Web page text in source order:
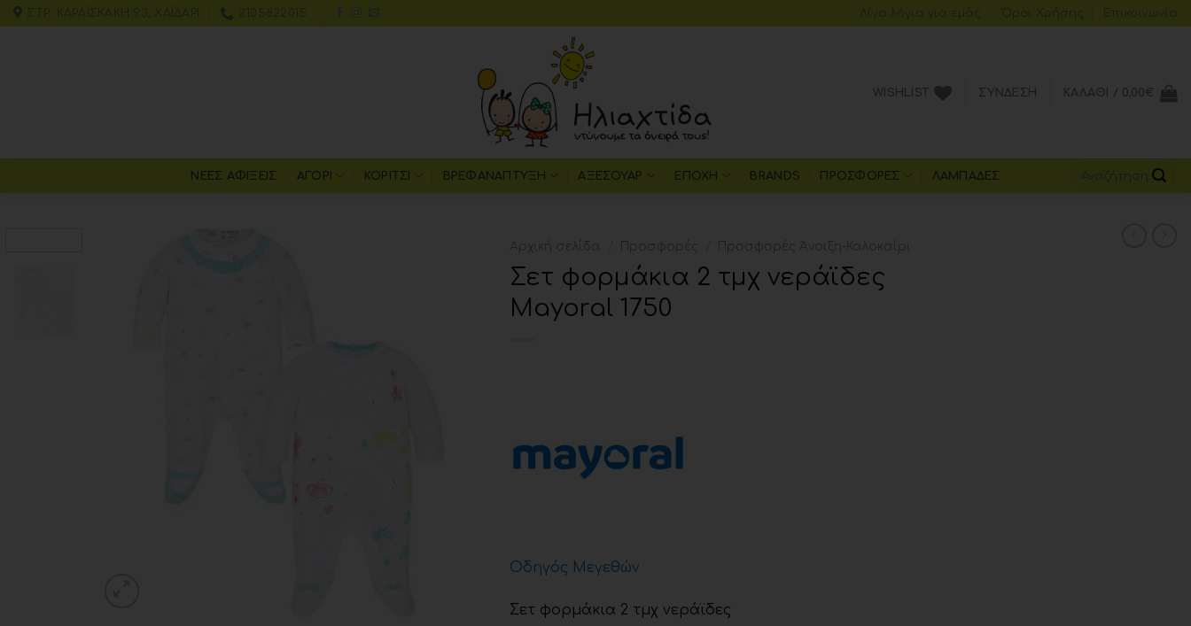
WISHLIST ΣΎΝΔΕΣΗ ΚΑΛΆΘΙ / 0,00€
ΝΕΕΣ ΑΦΙΞΕΙΣ ΑΓΌΡΙ ΚΟΡΊΤΣΙ ΒΡΕΦΑΝΆΠΤΥΞΗ ΑΞΕΣΟΥΆΡ ΕΠΟΧΉ BRANDS ΠΡΟΣΦΟΡΈΣ ΛΑΜΠΆΔΕΣ
Σετ φορμάκια 2 τμχ νεράϊδες
Mayoral 1750
Οδηγός Μεγεθών
Σετ φορμάκια 2 τμχ νεράϊδες